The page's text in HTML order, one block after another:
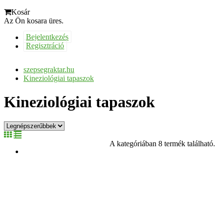
Kosár
Az Ön kosara üres.
Bejelentkezés
Regisztráció
szepsegraktar.hu
Kineziológiai tapaszok
Kineziológiai tapaszok
A kategóriában 8 termék található.